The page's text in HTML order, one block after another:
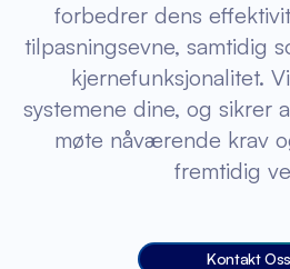
forbedrer dens
tilpasningsevne, samtidig
kjernefunksjonalitet.
systemene dine, og sikrer
møte nåværende krav
fremtidig
Kontakt Oss